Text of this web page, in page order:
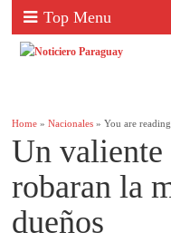
Top Menu
Home »Nacionales » You are
Un
robaran la
dueños